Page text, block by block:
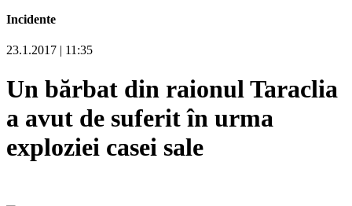
Incidente
23.1.2017 | 11:35
Un bărbat din raionul Taraclia
a avut de suferit în urma
exploziei casei sale